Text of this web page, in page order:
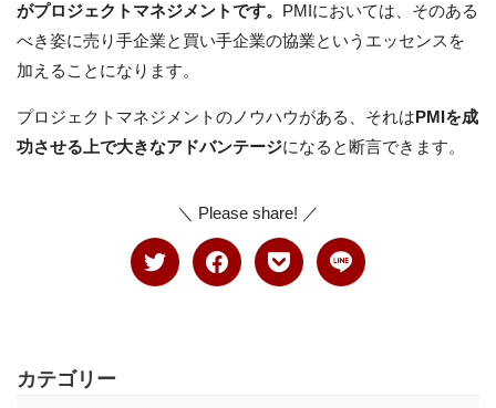
がプロジェクトマネジメントです。 PMIにおいては、そのある
べき姿に売り手企業と買い手企業の協業というエッセンスを
加えることになります。
プロジェクトマネジメントのノウハウがある、それはPMIを成
功させる上で大きなアドバンテージになると断言できます。
＼ Please share! ／
カテゴリー